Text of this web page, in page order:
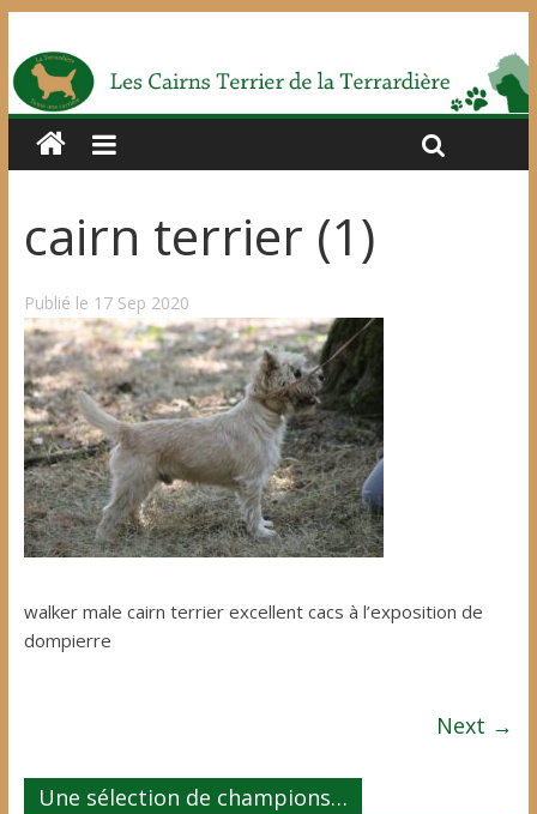
cairn terrier (1)
Publié le 17 Sep 2020
walker male cairn terrier excellent cacs à l’exposition de
dompierre
Next →
Une sélection de champions…